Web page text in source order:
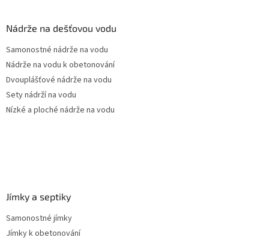
Nádrže na dešťovou vodu
Samonostné nádrže na vodu
Nádrže na vodu k obetonování
Dvouplášťové nádrže na vodu
Sety nádrží na vodu
Nízké a ploché nádrže na vodu
Jímky a septiky
Samonostné jímky
Jímky k obetonování